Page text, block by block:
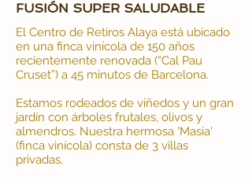
FUSIÓN SUPER SALUDABLE
El Centro de Retiros Alaya está ubicado
en una finca vinícola de 150 años
recientemente renovada (“Cal Pau
Cruset”) a 45 minutos de Barcelona.
Estamos rodeados de viñedos y un gran
jardín con árboles frutales, olivos y
almendros. Nuestra hermosa 'Masia'
(finca vinícola) consta de 3 villas
privadas,